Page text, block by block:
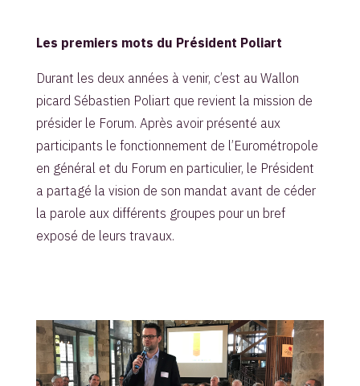
Les premiers mots du Président Poliart
Durant les deux années à venir, c’est au Wallon
picard Sébastien Poliart que revient la mission de
présider le Forum. Après avoir présenté aux
participants le fonctionnement de l’Eurométropole
en général et du Forum en particulier, le Président
a partagé la vision de son mandat avant de céder
la parole aux différents groupes pour un bref
exposé de leurs travaux.